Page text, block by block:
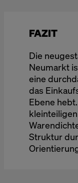
FAZIT
Die
Neumarkt
eine
das
Ebene
Struktur